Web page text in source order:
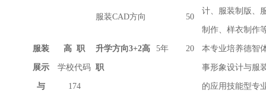
计、服装制版、
制作、样衣制作
服装CAD方向 50
服装
展示
与
高 职
学校代码
174
升学方向3+2高
职
5年 20 本专业培养德智
事形象设计与服
的应用技能型专